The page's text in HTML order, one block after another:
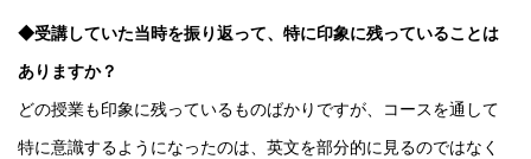
◆受講していた当時を振り返って、特に印象に残っていることは
ありますか？
どの授業も印象に残っているものばかりですが、コースを通して
特に意識するようになったのは、英文を部分的に見るのではなく